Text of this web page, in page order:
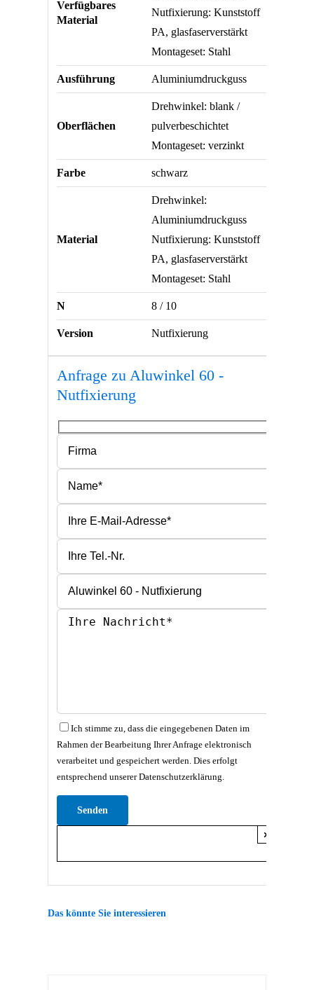
Verfügbares
Material
Nutfixierung: Kunststoff
PA, glasfaserverstärkt
Montageset: Stahl
Ausführung Aluminiumdruckguss
Oberflächen
Drehwinkel: blank /
pulverbeschichtet
Montageset: verzinkt
Farbe schwarz
Material
Drehwinkel:
Aluminiumdruckguss
Nutfixierung: Kunststoff
PA, glasfaserverstärkt
Montageset: Stahl
N 8 / 10
Version Nutfixierung
Anfrage zu Aluwinkel 60 -
Nutfixierung
Bitte lasse dieses Feld leer.
Bitte lasse dieses Feld leer.
Ich stimme zu, dass die eingegebenen Daten im
Rahmen der Bearbeitung Ihrer Anfrage elektronisch
verarbeitet und gespeichert werden. Dies erfolgt
entsprechend unserer Datenschutzerklärung.
×
Das könnte Sie interessieren